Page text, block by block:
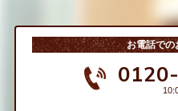
お電話での